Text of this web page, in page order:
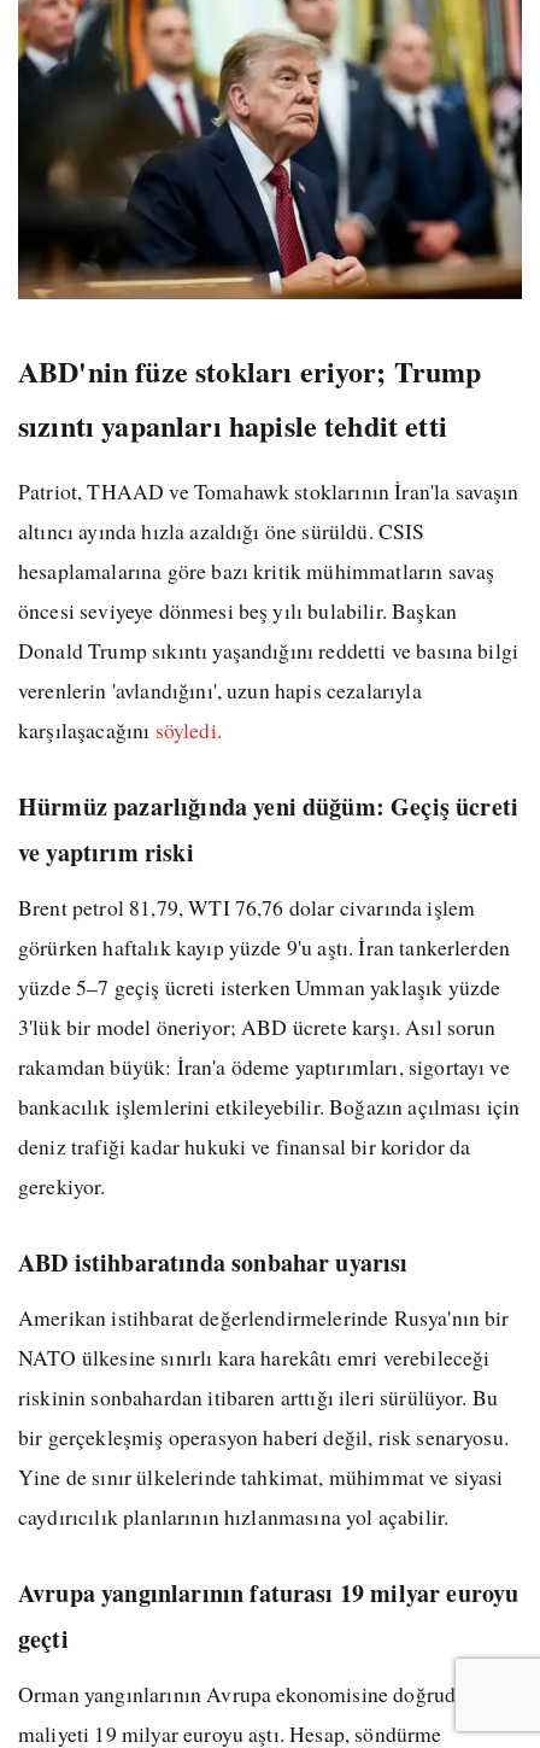
ABD'nin füze stokları eriyor; Trump
sızıntı yapanları hapisle tehdit etti
Patriot, THAAD ve Tomahawk stoklarının İran'la savaşın
altıncı ayında hızla azaldığı öne sürüldü. CSIS
hesaplamalarına göre bazı kritik mühimmatların savaş
öncesi seviyeye dönmesi beş yılı bulabilir. Başkan
Donald Trump sıkıntı yaşandığını reddetti ve basına bilgi
verenlerin 'avlandığını', uzun hapis cezalarıyla
karşılaşacağını söyledi.
Hürmüz pazarlığında yeni düğüm: Geçiş ücreti
ve yaptırım riski
Brent petrol 81,79, WTI 76,76 dolar civarında işlem
görürken haftalık kayıp yüzde 9'u aştı. İran tankerlerden
yüzde 5–7 geçiş ücreti isterken Umman yaklaşık yüzde
3'lük bir model öneriyor; ABD ücrete karşı. Asıl sorun
rakamdan büyük: İran'a ödeme yaptırımları, sigortayı ve
bankacılık işlemlerini etkileyebilir. Boğazın açılması için
deniz trafiği kadar hukuki ve finansal bir koridor da
gerekiyor.
ABD istihbaratında sonbahar uyarısı
Amerikan istihbarat değerlendirmelerinde Rusya'nın bir
NATO ülkesine sınırlı kara harekâtı emri verebileceği
riskinin sonbahardan itibaren arttığı ileri sürülüyor. Bu
bir gerçekleşmiş operasyon haberi değil, risk senaryosu.
Yine de sınır ülkelerinde tahkimat, mühimmat ve siyasi
caydırıcılık planlarının hızlanmasına yol açabilir.
Avrupa yangınlarının faturası 19 milyar euroyu
geçti
Orman yangınlarının Avrupa ekonomisine doğrudan
maliyeti 19 milyar euroyu aştı. Hesap, söndürme